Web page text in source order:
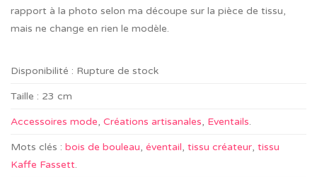
rapport à la photo selon ma découpe sur la pièce de tissu,
mais ne change en rien le modèle.
Disponibilité : Rupture de stock
Taille : 23 cm
Accessoires mode, Créations artisanales, Eventails.
Mots clés : bois de bouleau, éventail, tissu créateur, tissu
Kaffe Fassett.